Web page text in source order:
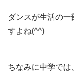
ダンスが生活の一
すよね(^^)
ちなみに中学では